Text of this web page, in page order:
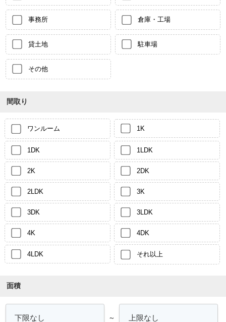
事務所 倉庫・工場
貸土地 駐車場
その他
間取り
ワンルーム 1K
1DK 1LDK
2K 2DK
2LDK 3K
3DK 3LDK
4K 4DK
4LDK それ以上
面積
～